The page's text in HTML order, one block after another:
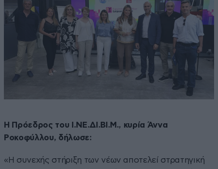
Η Πρόεδρος του Ι.ΝΕ.ΔΙ.ΒΙ.Μ., κυρία Άννα
Ροκοφύλλου, δήλωσε:
«Η συνεχής στήριξη των νέων αποτελεί στρατηγική